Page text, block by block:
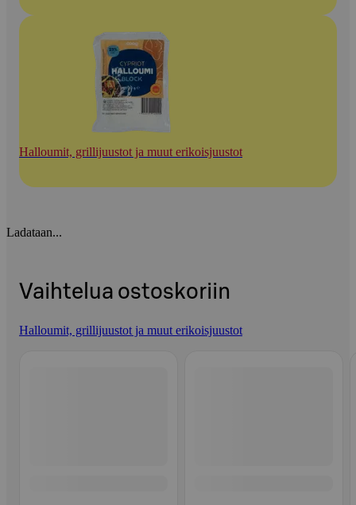
Halloumit, grillijuustot ja muut erikoisjuustot
Ladataan...
Vaihtelua ostoskoriin
Halloumit, grillijuustot ja muut erikoisjuustot